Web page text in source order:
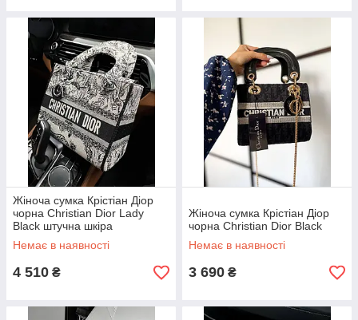
Жіноча сумка Крістіан Діор
чорна Christian Dior Lady
Black штучна шкіра
Немає в наявності
4 510 ₴
Жіноча сумка Крістіан Діор
чорна Christian Dior Black
Немає в наявності
3 690 ₴